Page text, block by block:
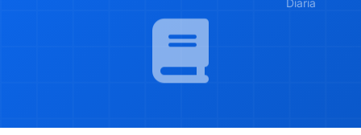
Diaria